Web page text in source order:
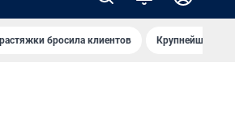
бросила клиентов Крупнейшие